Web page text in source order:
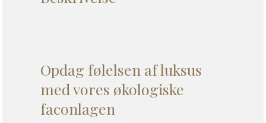
Opdag følelsen af luksus
med vores økologiske
faconlagen